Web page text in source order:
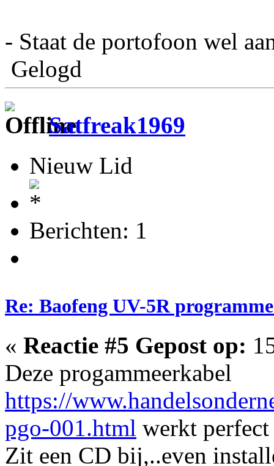
- Staat de portofoon wel
Gelogd
Satfreak1969
Nieuw Lid
Berichten: 1
Re: Baofeng UV-5R
« Reactie #5 Gepost op:
Deze progammeerkabel
https://
pgo-001.html werkt
Zit een CD bij,..even